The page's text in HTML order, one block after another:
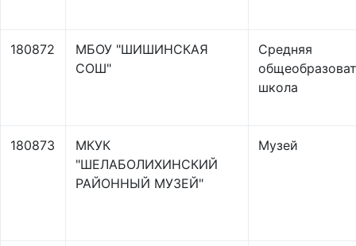
180872
МБОУ "ШИШИНСКАЯ
СОШ"
Средняя
школа
180873
МКУК
"ШЕЛАБОЛИХИНСКИЙ
РАЙОННЫЙ МУЗЕЙ"
Музей